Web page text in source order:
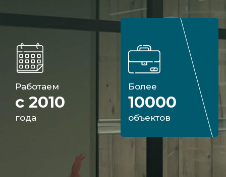
Работаем
с 2010
года
Более
10000
объектов